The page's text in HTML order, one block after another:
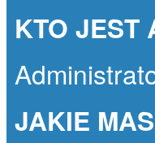
KTO JEST
JAKIE